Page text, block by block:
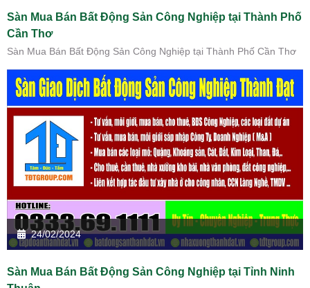
Sàn Mua Bán Bất Động Sản Công Nghiệp tại Thành Phố
Cần Thơ
Sàn Mua Bán Bất Động Sản Công Nghiệp tại Thành Phố Cần Thơ
24/02/2024
Sàn Mua Bán Bất Động Sản Công Nghiệp tại Tỉnh Ninh